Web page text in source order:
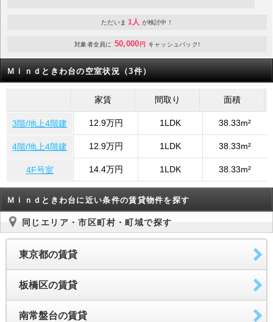
ただいま 1人 が検討中！
対象者全員に 50,000 円 キャッシュバック!
Ｍｉｎｄときわ台の空室状況（3件）
家賃 間取り 面積
3階/地上4階建 12.9万円 1LDK 38.33m²
4階/地上4階建 12.9万円 1LDK 38.33m²
4F号室 14.4万円 1LDK 38.33m²
Ｍｉｎｄときわ台に近い条件の賃貸物件を探す
同じエリア・市区町村・町域で探す
東京都の賃貸
板橋区の賃貸
南常盤台の賃貸